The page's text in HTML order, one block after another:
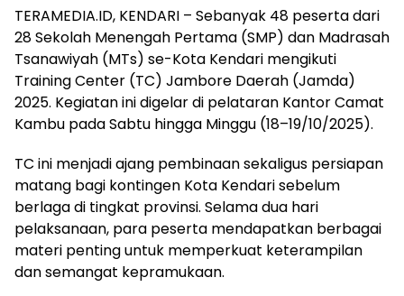
TERAMEDIA.ID, KENDARI – Sebanyak 48 peserta dari
28 Sekolah Menengah Pertama (SMP) dan Madrasah
Tsanawiyah (MTs) se-Kota Kendari mengikuti
Training Center (TC) Jambore Daerah (Jamda)
2025. Kegiatan ini digelar di pelataran Kantor Camat
Kambu pada Sabtu hingga Minggu (18–19/10/2025).
TC ini menjadi ajang pembinaan sekaligus persiapan
matang bagi kontingen Kota Kendari sebelum
berlaga di tingkat provinsi. Selama dua hari
pelaksanaan, para peserta mendapatkan berbagai
materi penting untuk memperkuat keterampilan
dan semangat kepramukaan.